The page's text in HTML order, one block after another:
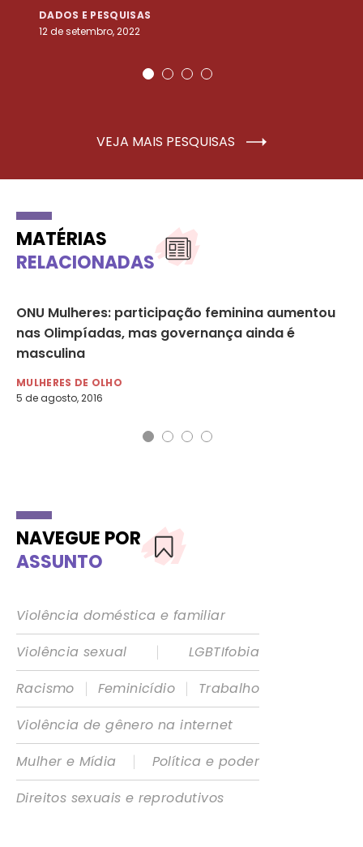
DADOS E PESQUISAS
12 de setembro, 2022
VEJA MAIS PESQUISAS
MATÉRIAS
RELACIONADAS
ONU Mulheres: participação feminina aumentou
nas Olimpíadas, mas governança ainda é
masculina
MULHERES DE OLHO
5 de agosto, 2016
NAVEGUE POR
ASSUNTO
Violência doméstica e familiar
Violência sexual
|
LGBTIfobia
Racismo
| Feminicídio |
Trabalho
Violência de gênero na internet
Mulher e Mídia
|
Política e poder
Direitos sexuais e reprodutivos